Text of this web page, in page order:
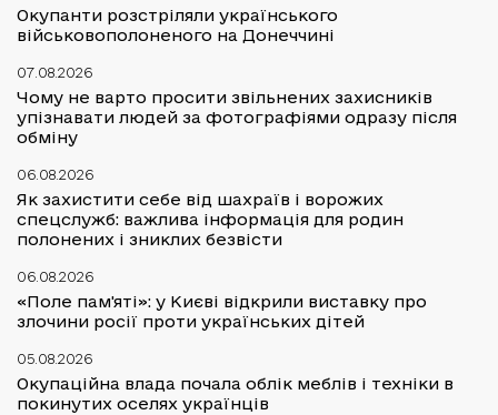
Окупанти розстріляли українського
військовополоненого на Донеччині
07.08.2026
Чому не варто просити звільнених захисників
упізнавати людей за фотографіями одразу після
обміну
06.08.2026
Як захистити себе від шахраїв і ворожих
спецслужб: важлива інформація для родин
полонених і зниклих безвісти
06.08.2026
«Поле пам'яті»: у Києві відкрили виставку про
злочини росії проти українських дітей
05.08.2026
Окупаційна влада почала облік меблів і техніки в
покинутих оселях українців